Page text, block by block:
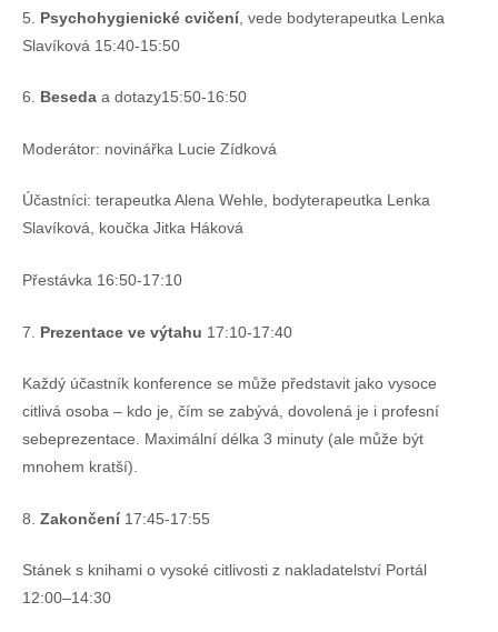
5. Psychohygienické cvičení, vede bodyterapeutka Lenka
Slavíková 15:40-15:50
6. Beseda a dotazy15:50-16:50
Moderátor: novinářka Lucie Zídková
Účastníci: terapeutka Alena Wehle, bodyterapeutka Lenka
Slavíková, koučka Jitka Háková
Přestávka 16:50-17:10
7. Prezentace ve výtahu 17:10-17:40
Každý účastník konference se může představit jako vysoce
citlivá osoba – kdo je, čím se zabývá, dovolená je i profesní
sebeprezentace. Maximální délka 3 minuty (ale může být
mnohem kratší).
8. Zakončení17:45-17:55
Stánek s knihami o vysoké citlivosti z nakladatelství Portál
12:00–14:30